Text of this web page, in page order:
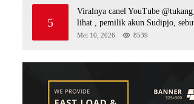
5
Viralnya canel YouTube @tukang_
lihat , pemilik akun Sudipjo,
salah satu oknum anggota DPRD
Mei 10, 2026 8539